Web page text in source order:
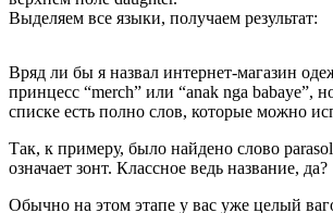
Выделяем все языки, получаем результат:
Вряд ли бы я назвал интернет-магазин
принцесс “merch” или “anak nga babaye”,
списке есть полно слов, которые можно
Так, к примеру, было найдено слово
означает зонт. Классное ведь название, да?
Обычно на этом этапе у вас уже целый